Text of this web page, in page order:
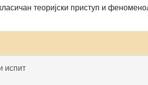
теоријски приступ и
испит